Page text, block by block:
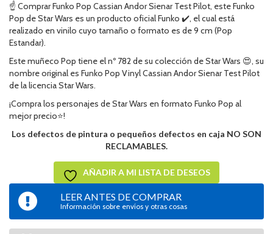
☝ Comprar Funko Pop Cassian Andor Sienar Test Pilot, este Funko
Pop de Star Wars es un producto oficial Funko ✔️, el cual está
realizado en vinilo cuyo tamaño o formato es de 9 cm (Pop
Estandar).
Este muñeco Pop tiene el nº 782 de su colección de Star Wars 😍, su
nombre original es Funko Pop Vinyl Cassian Andor Sienar Test Pilot
de la licencia Star Wars.
¡Compra los personajes de Star Wars en formato Funko Pop al
mejor precio⭐!
Los defectos de pintura o pequeños defectos en caja NO SON
RECLAMABLES.
AÑADIR A MI LISTA DE DESEOS
LEER ANTES DE COMPRAR
Información sobre envíos y otras cosas